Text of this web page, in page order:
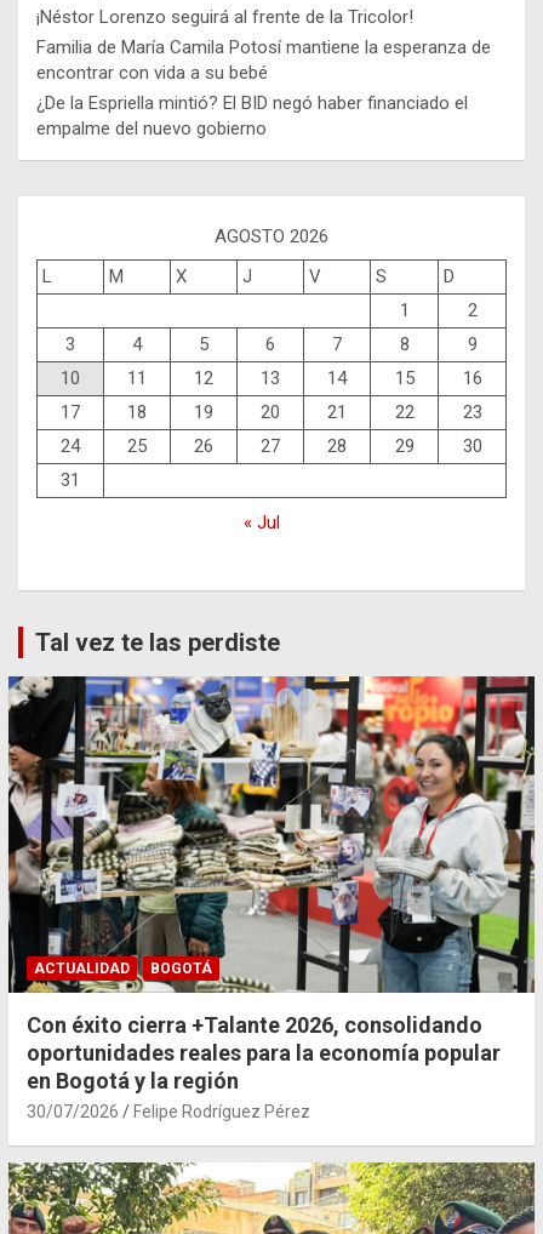
¡Néstor Lorenzo seguirá al frente de la Tricolor!
Familia de María Camila Potosí mantiene la esperanza de
encontrar con vida a su bebé
¿De la Espriella mintió? El BID negó haber financiado el
empalme del nuevo gobierno
AGOSTO 2026
L
M X J V S
D
1
2
3
4 5 6 7 8
9
10
11 12 13 14 15
16
17
18 19 20 21 22
23
24
25 26 27 28 29
30
31
« Jul
Tal vez te las perdiste
ACTUALIDAD BOGOTÁ
Con éxito cierra +Talante 2026, consolidando
oportunidades reales para la economía popular
en Bogotá y la región
30/07/2026 Felipe Rodríguez Pérez